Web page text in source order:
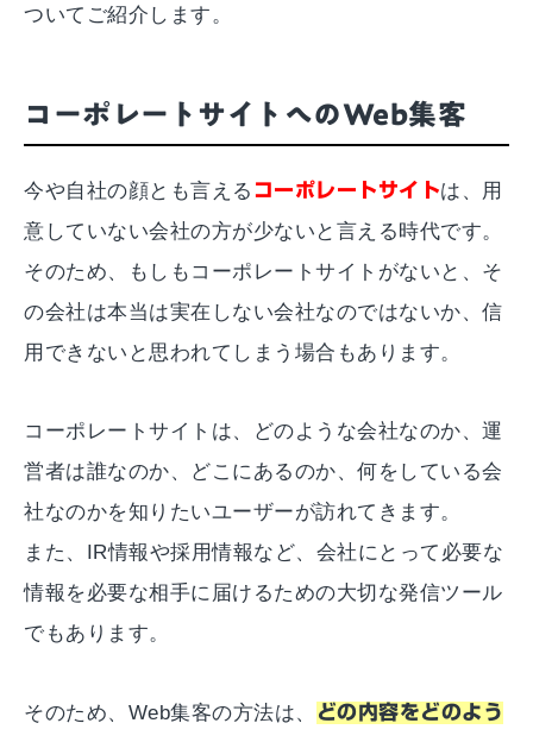
ついてご紹介します。
コーポレートサイトへのWeb集客
今や自社の顔とも言える コーポレートサイトは、用
意していない会社の方が少ないと言える時代です。
そのため、もしもコーポレートサイトがないと、そ
の会社は本当は実在しない会社なのではないか、信
用できないと思われてしまう場合もあります。
コーポレートサイトは、どのような会社なのか、運
営者は誰なのか、どこにあるのか、何をしている会
社なのかを知りたいユーザーが訪れてきます。
また、IR情報や採用情報など、会社にとって必要な
情報を必要な相手に届けるための大切な発信ツール
でもあります。
そのため、Web集客の方法は、 どの内容をどのよう